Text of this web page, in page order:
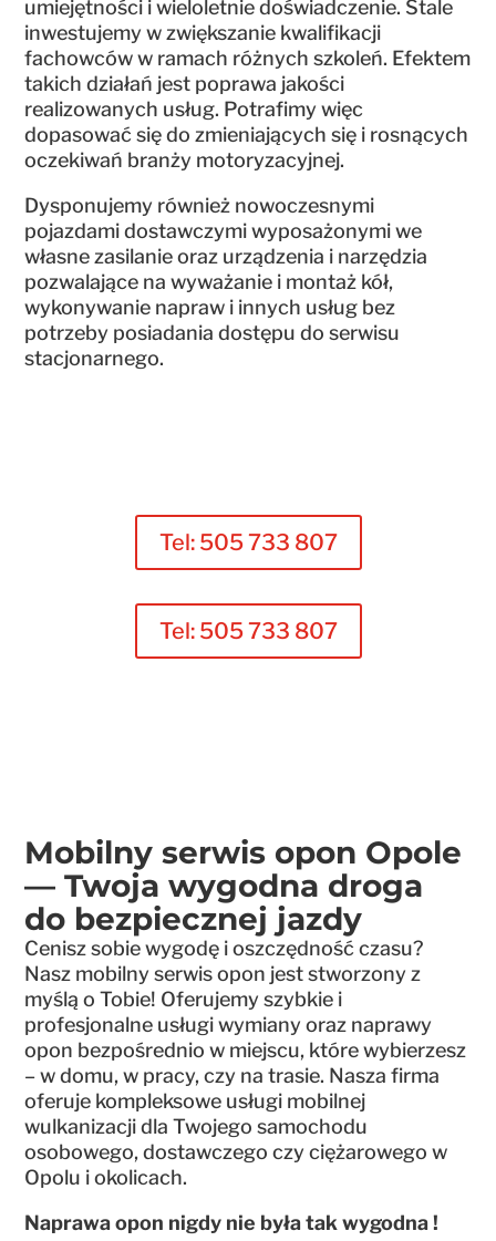
umiejętności i wieloletnie doświadczenie. Stale
inwestujemy w zwiększanie kwalifikacji
fachowców w ramach różnych szkoleń. Efektem
takich działań jest poprawa jakości
realizowanych usług. Potrafimy więc
dopasować się do zmieniających się i rosnących
oczekiwań branży motoryzacyjnej.
Dysponujemy również nowoczesnymi
pojazdami dostawczymi wyposażonymi we
własne zasilanie oraz urządzenia i narzędzia
pozwalające na wyważanie i montaż kół,
wykonywanie napraw i innych usług bez
potrzeby posiadania dostępu do serwisu
stacjonarnego.
Tel: 505 733 807
Tel: 505 733 807
Mobilny serwis opon Opole
— Twoja wygodna droga
do bezpiecznej jazdy
Cenisz sobie wygodę i oszczędność czasu?
Nasz mobilny serwis opon jest stworzony z
myślą o Tobie! Oferujemy szybkie i
profesjonalne usługi wymiany oraz naprawy
opon bezpośrednio w miejscu, które wybierzesz
– w domu, w pracy, czy na trasie. Nasza firma
oferuje kompleksowe usługi mobilnej
wulkanizacji dla Twojego samochodu
osobowego, dostawczego czy ciężarowego w
Opolu i okolicach.
Naprawa opon nigdy nie była tak wygodna !